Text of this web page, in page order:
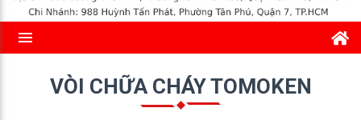
VÒI CHỮA CHÁY TOMOKEN